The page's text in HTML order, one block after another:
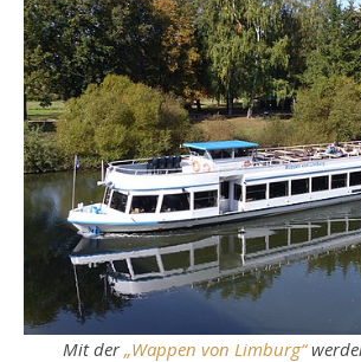
Mit der„Wappen von Limburg“